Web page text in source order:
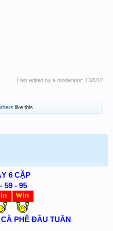
Last edited by a moderator: 13/8/12
like this.
6 CẶP
59 - 95
PHÊ ĐẦU TUẦN